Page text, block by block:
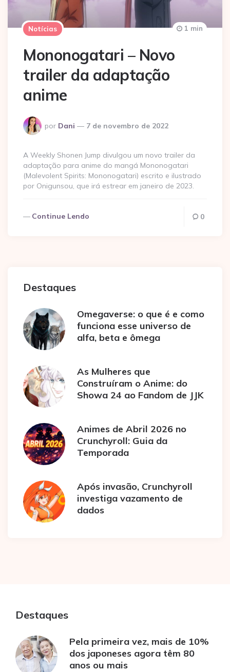
Notícias
Mononogatari – Novo
trailer da adaptação
anime
Postado
por
por Dani 7 de novembro de 2022
1 min
A Weekly Shonen Jump divulgou um novo trailer da
adaptação para anime do mangá Mononogatari
(Malevolent Spirits: Mononogatari) escrito e ilustrado
por Onigunsou, que irá estrear em janeiro de 2023.
Continue Lendo 0
Destaques
Omegaverse: o que é e como
funciona esse universo de
alfa, beta e ômega
As Mulheres que
Construíram o Anime: do
Showa 24 ao Fandom de JJK
Animes de Abril 2026 no
Crunchyroll: Guia da
Temporada
Após invasão, Crunchyroll
investiga vazamento de
dados
Destaques
Pela primeira vez, mais de 10%
dos japoneses agora têm 80
anos ou mais